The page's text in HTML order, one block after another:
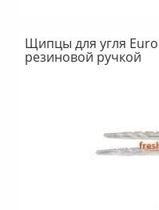
Щипцы для угля
резиновой ручкой